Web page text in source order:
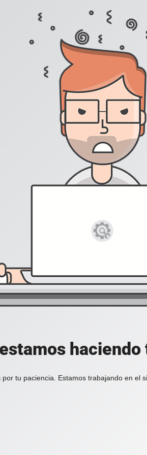
por tu paciencia. Estamos trabajando en el